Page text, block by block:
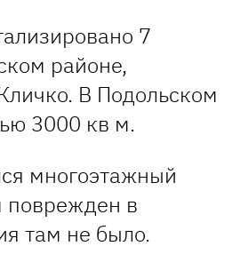
7
районе,
В Подольском
3000 кв м.
многоэтажный
в
там не было.